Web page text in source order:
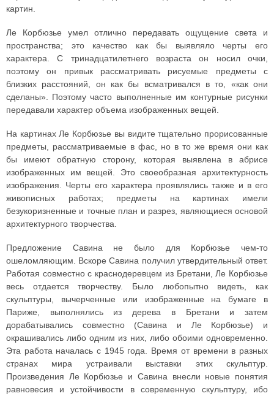
картин.
Ле Корбюзье умел отлично передавать ощущение света и
пространства; это качество как бы выявляло черты его
характера. С тринадцатилетнего возраста он носил очки,
поэтому он привык рассматривать рисуемые предметы с
близких расстояний, он как бы всматривался в то, «как они
сделаны». Поэтому часто выполненные им контурные рисунки
передавали характер объема изображенных вещей.
На картинах Ле Корбюзье вы видите тщательно прорисованные
предметы, рассматриваемые в фас, но в то же время они как
бы имеют обратную сторону, которая выявлена в абрисе
изображенных им вещей. Это своеобразная архитектурность
изображения. Черты его характера проявлялись также и в его
живописных работах; предметы на картинах имели
безукоризненные и точные план и разрез, являющиеся основой
архитектурного творчества.
Предложение Савина не было для Корбюзье чем-то
ошеломляющим. Вскоре Савина получил утвердительный ответ.
Работая совместно с краснодеревцем из Бретани, Ле Корбюзье
весь отдается творчеству. Было любопытно видеть, как
скульптуры, вычерченные или изображенные на бумаге в
Париже, выполнялись из дерева в Бретани и затем
дорабатывались совместно (Савина и Ле Корбюзье) и
окрашивались либо одним из них, либо обоими одновременно.
Эта работа началась с 1945 года. Время от времени в разных
странах мира устраивали выставки этих скульптур.
Произведения Ле Корбюзье и Савина внесли новые понятия
равновесия и устойчивости в современную скульптуру, ибо